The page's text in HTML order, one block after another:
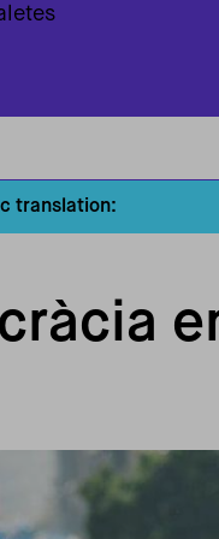
translation: